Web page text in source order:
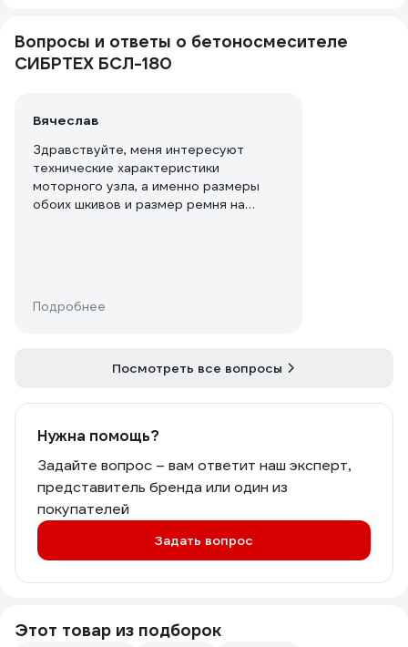
Вопросы и ответы о бетоносмесителе
СИБРТЕХ БСЛ-180
Вячеслав
Здравствуйте, меня интересуют
технические характеристики
моторного узла, а именно размеры
обоих шкивов и размер ремня на
Подробнее
Посмотреть все вопросы
Нужна помощь?
Задайте вопрос – вам ответит наш эксперт,
представитель бренда или один из
покупателей
Задать вопрос
Этот товар из подборок